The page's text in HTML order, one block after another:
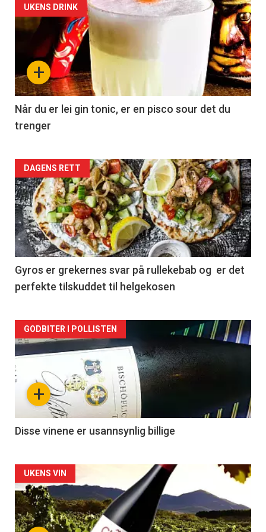
Registrer deg
+
UKENS DRINK
Når du er lei gin tonic, er en pisco sour det du
trenger
Forsiden
akkurat
nå
-
2
DAGENS RETT
Gyros er grekernes svar på rullekebab og er det
perfekte tilskuddet til helgekosen
Forsiden
akkurat
nå
3
+
GODBITER I POLLISTEN
Disse vinene er usannsynlig billige
Forsiden
akkurat
nå
UKENS VIN